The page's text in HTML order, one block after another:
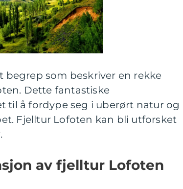
som beskriver en rekke
Dette fantastiske
til å fordype seg i uberørt natur og
Fjelltur Lofoten kan bli utforsket
av fjelltur Lofoten